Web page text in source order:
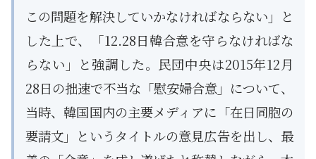
この問題を解決していかなければならない」と
した上で、「12.28日韓合意を守らなければな
らない」と強調した。民団中央は2015年12月
28日の拙速で不当な「慰安婦合意」について、
当時、韓国国内の主要メディアに「在日同胞の
要請文」というタイトルの意見広告を出し、最